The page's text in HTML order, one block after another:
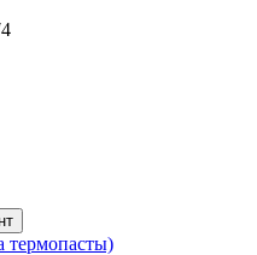
термопасты)